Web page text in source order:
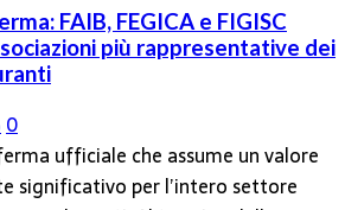
FAIB, FEGICA e FIGISC
più rappresentative dei
0
ufficiale che assume un valore
significativo per l’intero settore